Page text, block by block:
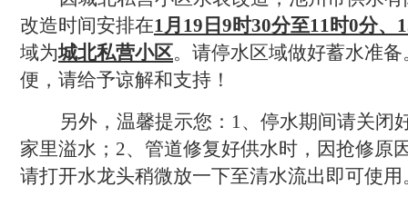
改造时间安排在1月 19 日 9时30分至11时0分、1
域为城北私营小区。请停水区域做好蓄水准
便，请给予谅解和支持！
另外，温馨提示您： 1、停水期间请关闭
家里溢水；2、管道修复好供水时，因抢修原
请打开水龙头稍微放一下至清水流出即可使用